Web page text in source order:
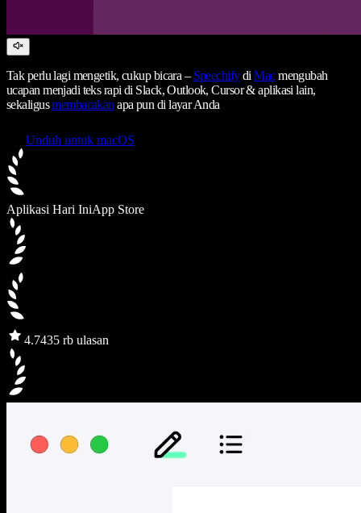
Tak perlu lagi mengetik, cukup bicara – SpeechifydiMacmengubah
ucapan menjadi teks rapi di Slack, Outlook, Cursor & aplikasi lain,
sekaligusmembacakan apa pun di layar Anda
Unduh untuk macOS
Aplikasi Hari IniApp Store
4.7435 rb ulasan